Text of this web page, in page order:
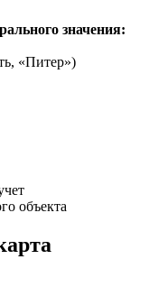
значения:
«Питер»)
объекта